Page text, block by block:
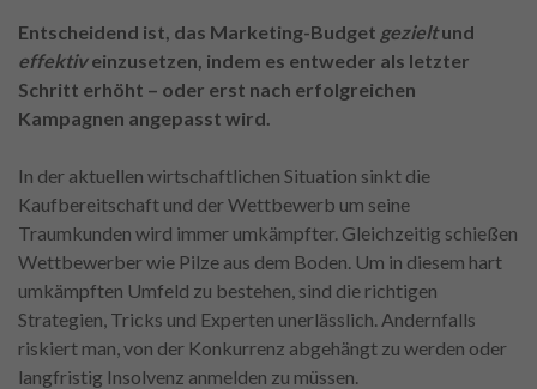
Entscheidend ist, das Marketing-Budget gezieltund
effektiveinzusetzen, indem es entweder als letzter
Schritt erhöht – oder erst nach erfolgreichen
Kampagnen angepasst wird.
In der aktuellen wirtschaftlichen Situation sinkt die
Kaufbereitschaft und der Wettbewerb um seine
Traumkunden wird immer umkämpfter. Gleichzeitig schießen
Wettbewerber wie Pilze aus dem Boden. Um in diesem hart
umkämpften Umfeld zu bestehen, sind die richtigen
Strategien, Tricks und Experten unerlässlich. Andernfalls
riskiert man, von der Konkurrenz abgehängt zu werden oder
langfristig Insolvenz anmelden zu müssen.